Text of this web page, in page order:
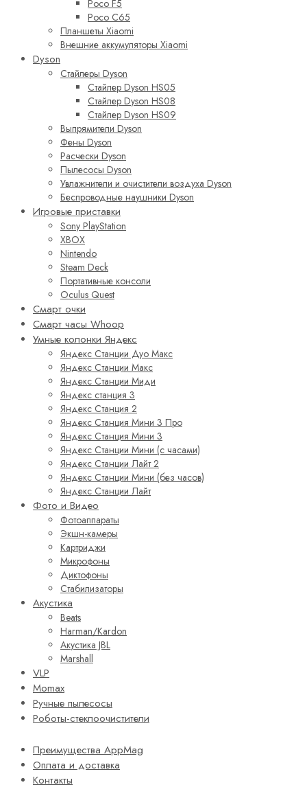
Poco F5
Poco C65
Планшеты Xiaomi
Внешние аккумуляторы Xiaomi
Dyson
Стайлеры Dyson
Стайлер Dyson HS05
Стайлер Dyson HS08
Стайлер Dyson HS09
Выпрямители Dyson
Фены Dyson
Расчески Dyson
Пылесосы Dyson
Увлажнители и очистители воздуха Dyson
Беспроводные наушники Dyson
Игровые приставки
Sony PlayStation
XBOX
Nintendo
Steam Deck
Портативные консоли
Oculus Quest
Смарт очки
Смарт часы Whoop
Умные колонки Яндекс
Яндекс Станции Дуо Макс
Яндекс Станции Макс
Яндекс Станции Миди
Яндекс станция 3
Яндекс Станция 2
Яндекс Станция Мини 3 Про
Яндекс Станция Мини 3
Яндекс Станции Мини (с часами)
Яндекс Станции Лайт 2
Яндекс Станции Мини (без часов)
Яндекс Станции Лайт
Фото и Видео
Фотоаппараты
Экшн-камеры
Картриджи
Микрофоны
Диктофоны
Стабилизаторы
Акустика
Beats
Harman/Kardon
Акустика JBL
Marshall
VLP
Momax
Ручные пылесосы
Роботы-стеклоочистители
Преимущества AppMag
Оплата и доставка
Контакты